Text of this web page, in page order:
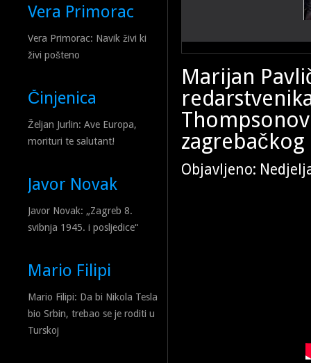
Vera Primorac
Vera Primorac: Navik živi ki
živi pošteno
Činjenica
Željan Jurlin: Ave Europa,
morituri te salutant!
Javor Novak
Javor Novak: „Zagreb 8.
svibnja 1945. i posljedice“
Mario Filipi
Mario Filipi: Da bi Nikola Tesla
bio Srbin, trebao se je roditi u
Turskoj
Orjunaškim reliktima u
upravo održani u Šibeniku,
No samo jednoga
društvu još jednoga
trovan u Njemačkoj i
Marijan
Objavljeno: